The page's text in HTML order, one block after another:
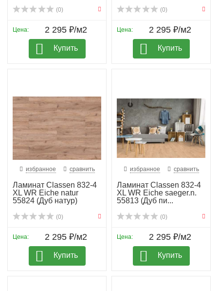
(0)
Цена: 2 295 ₽/м2
Купить
(0)
Цена: 2 295 ₽/м2
Купить
избранное сравнить
Ламинат Classen 832-4
XL WR Eiche natur
55824 (Дуб натур)
(0)
Цена: 2 295 ₽/м2
Купить
избранное сравнить
Ламинат Classen 832-4
XL WR Eiche saeger.n.
55813 (Дуб пи...
(0)
Цена: 2 295 ₽/м2
Купить